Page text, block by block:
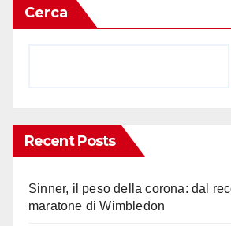
Cerca
Recent Posts
Sinner, il peso della corona: dal
maratone di Wimbledon